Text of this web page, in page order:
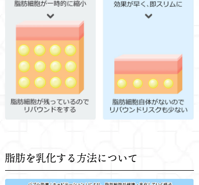
脂肪を乳化する方法について